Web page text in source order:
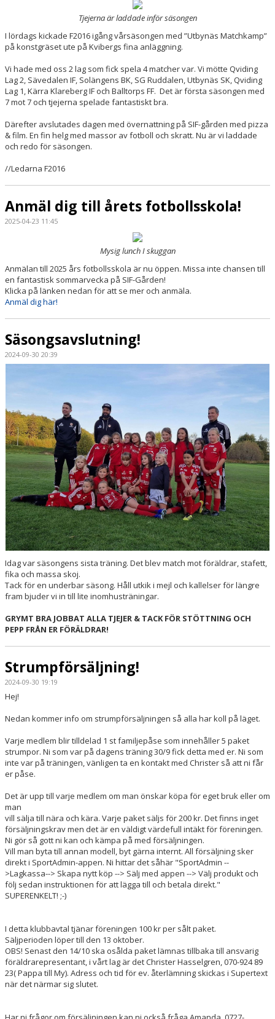
Tjejerna är laddade inför säsongen
I lördags kickade F2016 igång vårsäsongen med ”Utbynäs Matchkamp”
på konstgräset ute på Kvibergs fina anläggning.
Vi hade med oss 2 lag som fick spela 4 matcher var. Vi mötte Qviding
Lag 2, Sävedalen IF, Solängens BK, SG Ruddalen, Utbynäs SK, Qviding
Lag 1, Kärra Klareberg IF och Balltorps FF. Det är första säsongen med
7 mot 7 och tjejerna spelade fantastiskt bra.
Därefter avslutades dagen med övernattning på SIF-gården med pizza
& film. En fin helg med massor av fotboll och skratt. Nu är vi laddade
och redo för säsongen.
//Ledarna F2016
Anmäl dig till årets fotbollsskola!
2025-04-23 11:45
Mysig lunch I skuggan
Anmälan till 2025 års fotbollsskola är nu öppen. Missa inte chansen till
en fantastisk sommarvecka på SIF-Gården!
Klicka på länken nedan för att se mer och anmäla.
Anmäl dig här!
Säsongsavslutning!
2024-09-30 20:39
Idag var säsongens sista träning. Det blev match mot föräldrar, stafett,
fika och massa skoj.
Tack för en underbar säsong. Håll utkik i mejl och kallelser för längre
fram bjuder vi in till lite inomhusträningar.
GRYMT BRA JOBBAT ALLA TJEJER & TACK FÖR STÖTTNING OCH
PEPP FRÅN ER FÖRÄLDRAR!
Strumpförsäljning!
2024-09-30 19:19
Hej!
Nedan kommer info om strumpförsäljningen så alla har koll på läget.
Varje medlem blir tilldelad 1 st familjepåse som innehåller 5 paket
strumpor. Ni som var på dagens träning 30/9 fick detta med er. Ni som
inte var på träningen, vänligen ta en kontakt med Christer så att ni får
er påse.
Det är upp till varje medlem om man önskar köpa för eget bruk eller om
man
vill sälja till nära och kära. Varje paket säljs för 200 kr. Det finns inget
försäljningskrav men det är en väldigt värdefull intäkt för föreningen.
Ni gör så gott ni kan och kämpa på med försäljningen.
Vill man byta till annan modell, byt gärna internt. All försäljning sker
direkt i SportAdmin-appen. Ni hittar det såhär "SportAdmin --
>Lagkassa--> Skapa nytt köp --> Sälj med appen --> Välj produkt och
följ sedan instruktionen för att lägga till och betala direkt."
SUPERENKELT! ;-)
I detta klubbavtal tjänar föreningen 100 kr per sålt paket.
Säljperioden löper till den 13 oktober.
OBS! Senast den 14/10 ska osålda paket lämnas tillbaka till ansvarig
föräldrarepresentant, i vårt lag är det Christer Hasselgren, 070-924 89
23( Pappa till My). Adress och tid för ev. återlämning skickas i Supertext
när det närmar sig slutet.